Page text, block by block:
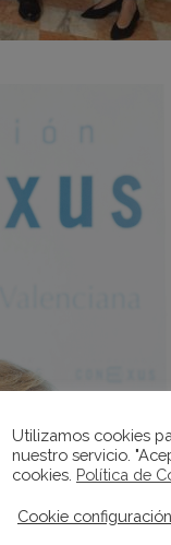
Utilizamos cookies
nuestro servicio.
cookies. Política de
Cookie configuración